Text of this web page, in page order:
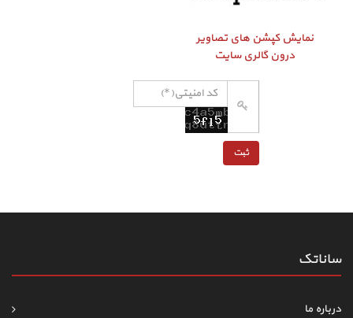
نمایش کپشن‌ های تصاویر
درون گالری سایت
ساناتک
درباره ما